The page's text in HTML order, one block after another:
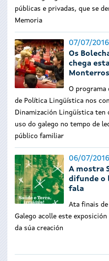
públicas e privadas, que se
Memoria
07/07/2016
Os
chega
O programa
de Política Lingüística nos
Dinamización Lingüística
uso do galego no tempo de
público familiar
06/07/2016
A mostra
difunde o
fala
Ata finais
Galego acolle este
da súa creación